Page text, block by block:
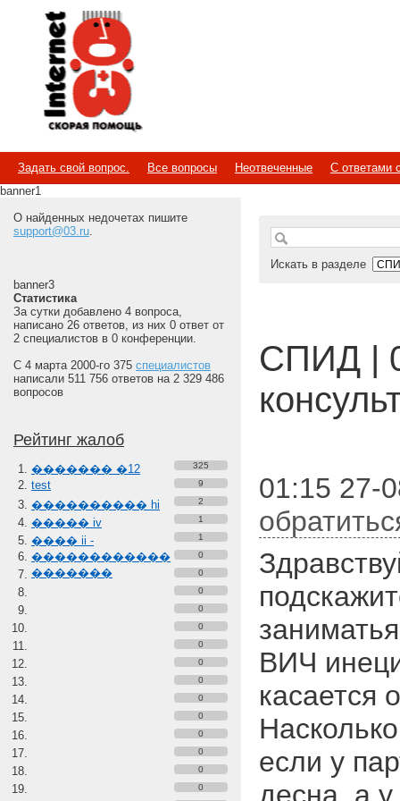
Internet
Скорая помощь
Задать свой вопрос. Все вопросы Неотвеченные
С ответами
banner1
О найденных недочетах пишите
support@03.ru.
banner3
Статистика
За сутки добавлено 4 вопроса,
написано 26 ответов, из них 0 ответ от
2 специалистов в 0 конференции.
С 4 марта 2000-го 375 специалистов
написали 511 756 ответов на 2 329 486
вопросов
Рейтинг жалоб
������� �12 325
test 9
���������� hi 2
����� iv 1
���� ii -
������������
�������
1
0
0
0
0
0
0
0
0
0
0
0
0
0
0
Искать в разделе
СПИД |
01:15 27-
ВИЧ
касается
если у